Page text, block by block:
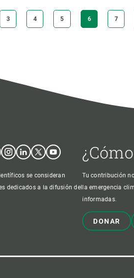
PÁGINA
3 PÁGINA
4 PÁGINA
5
PÁGINA
ACTUAL
6 7
Instagram
LinkedinTwitterYoutube
se consideran
dedicados a la difusión del
Tu contribución
la emergencia
informadas.
DONAR